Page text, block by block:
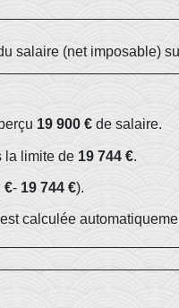
salaire (net imposable)
19 900 € de salaire.
la limite de 19 744 €.
€- 19 744 €).
calculée